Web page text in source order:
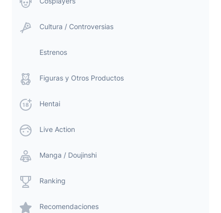
Cultura / Controversias
Estrenos
Figuras y Otros Productos
Hentai
Live Action
Manga / Doujinshi
Ranking
Recomendaciones